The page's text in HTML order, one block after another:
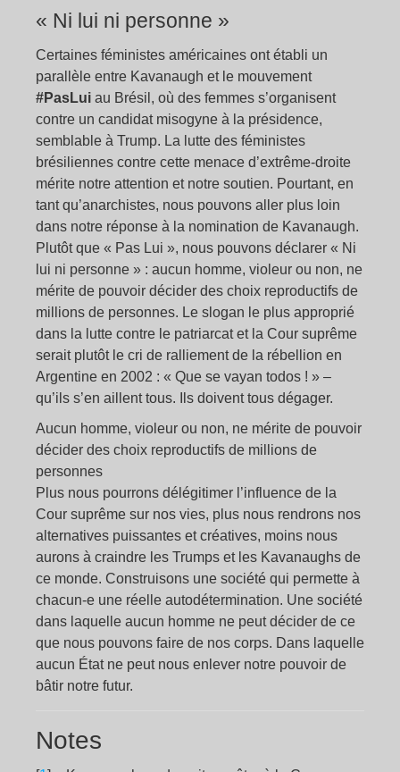
« Ni lui ni personne »
Certaines féministes américaines ont établi un
parallèle entre Kavanaugh et le mouvement
#PasLui au Brésil, où des femmes s’organisent
contre un candidat misogyne à la présidence,
semblable à Trump. La lutte des féministes
brésiliennes contre cette menace d’extrême-droite
mérite notre attention et notre soutien. Pourtant, en
tant qu’anarchistes, nous pouvons aller plus loin
dans notre réponse à la nomination de Kavanaugh.
Plutôt que « Pas Lui », nous pouvons déclarer « Ni
lui ni personne » : aucun homme, violeur ou non, ne
mérite de pouvoir décider des choix reproductifs de
millions de personnes. Le slogan le plus approprié
dans la lutte contre le patriarcat et la Cour suprême
serait plutôt le cri de ralliement de la rébellion en
Argentine en 2002 : « Que se vayan todos ! » –
qu’ils s’en aillent tous. Ils doivent tous dégager.
Aucun homme, violeur ou non, ne mérite de pouvoir
décider des choix reproductifs de millions de
personnes
Plus nous pourrons délégitimer l’influence de la
Cour suprême sur nos vies, plus nous rendrons nos
alternatives puissantes et créatives, moins nous
aurons à craindre les Trumps et les Kavanaughs de
ce monde. Construisons une société qui permette à
chacun-e une réelle autodétermination. Une société
dans laquelle aucun homme ne peut décider de ce
que nous pouvons faire de nos corps. Dans laquelle
aucun État ne peut nous enlever notre pouvoir de
bâtir notre futur.
Notes